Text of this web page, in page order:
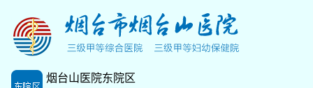
烟台山医院东院区